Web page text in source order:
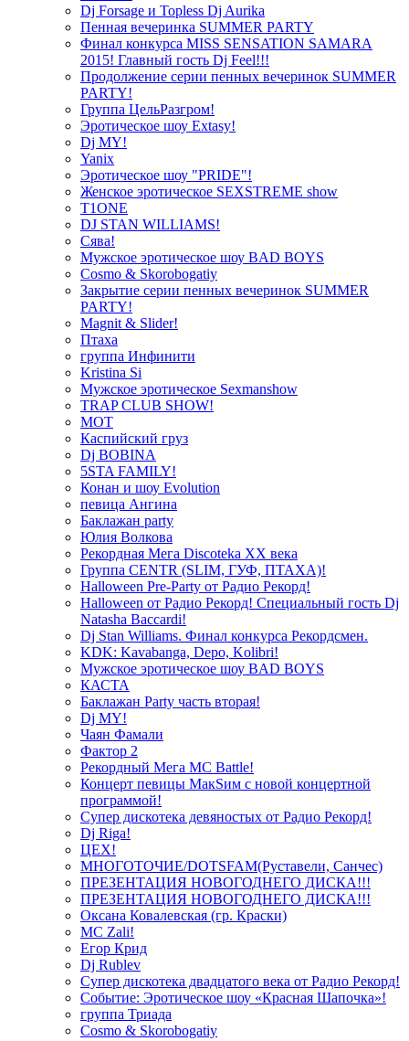
Dj Forsage и Topless Dj Aurika
Пенная вечеринка SUMMER PARTY
Финал конкурса MISS SENSATION SAMARA
2015! Главный гость Dj Feel!!!
Продолжение серии пенных вечеринок SUMMER
PARTY!
Группа ЦельРазгром!
Эротическое шоу Extasy!
Dj MY!
Yanix
Эротическое шоу "PRIDE"!
Женское эротическое SEXSTREME show
T1ONE
DJ STAN WILLIAMS!
Сява!
Мужское эротическое шоу BAD BOYS
Cosmo & Skorobogatiy
Закрытие серии пенных вечеринок SUMMER
PARTY!
Magnit & Slider!
Птаха
группа Инфинити
Kristina Si
Мужское эротическое Sexmanshow
TRAP CLUB SHOW!
МОТ
Каспийский груз
Dj BOBINA
5STA FAMILY!
Конан и шоу Evolution
певица Ангина
Баклажан party
Юлия Волкова
Рекордная Мега Discoteka XX века
Группа CENTR (SLIM, ГУФ, ПТАХА)!
Halloween Pre-Party от Радио Рекорд!
Halloween от Радио Рекорд! Специальный гость Dj
Natasha Baccardi!
Dj Stan Williams. Финал конкурса Рекордсмен.
KDK: Kavabanga, Depo, Kolibri!
Мужское эротическое шоу BAD BOYS
КАСТА
Баклажан Party часть вторая!
Dj MY!
Чаян Фамали
Фактор 2
Рекордный Мега МС Battle!
Концерт певицы МакSим с новой концертной
программой!
Супер дискотека девяностых от Радио Рекорд!
Dj Riga!
ЦЕХ!
МНОГОТОЧИЕ/DOTSFAM(Руставели, Санчес)
ПРЕЗЕНТАЦИЯ НОВОГОДНЕГО ДИСКА!!!
ПРЕЗЕНТАЦИЯ НОВОГОДНЕГО ДИСКА!!!
Оксана Ковалевская (гр. Краски)
MC Zali!
Егор Крид
Dj Rublev
Супер дискотека двадцатого века от Радио Рекорд!
Событие: Эротическое шоу «Красная Шапочка»!
группа Триада
Cosmo & Skorobogatiy